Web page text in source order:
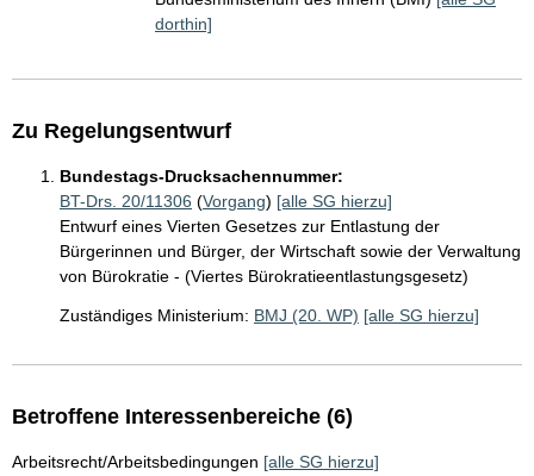
dorthin]
Zu Regelungsentwurf
Bundestags-Drucksachennummer:
BT-Drs. 20/11306 (Vorgang) [alle SG hierzu]
Entwurf eines Vierten Gesetzes zur Entlastung der
Bürgerinnen und Bürger, der Wirtschaft sowie der Verwaltung
von Bürokratie - (Viertes Bürokratieentlastungsgesetz)
Zuständiges Ministerium: BMJ (20. WP) [alle SG hierzu]
Betroffene Interessenbereiche (6)
Arbeitsrecht/Arbeitsbedingungen [alle SG hierzu]